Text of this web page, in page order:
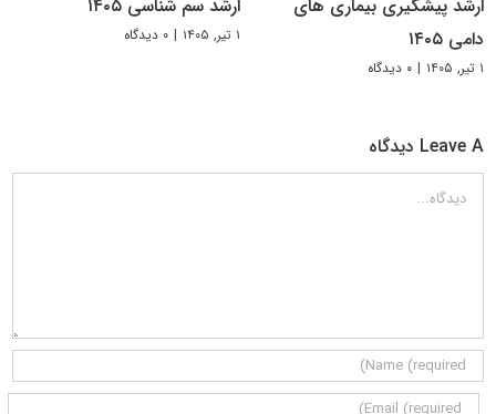
ارشد پیشگیری بیماری های
دامی ۱۴۰۵
۱ تیر, ۱۴۰۵ | ۰ دیدگاه
ارشد سم شناسی ۱۴۰۵
۱ تیر, ۱۴۰۵ | ۰ دیدگاه
Leave A دیدگاه
دیدگاه